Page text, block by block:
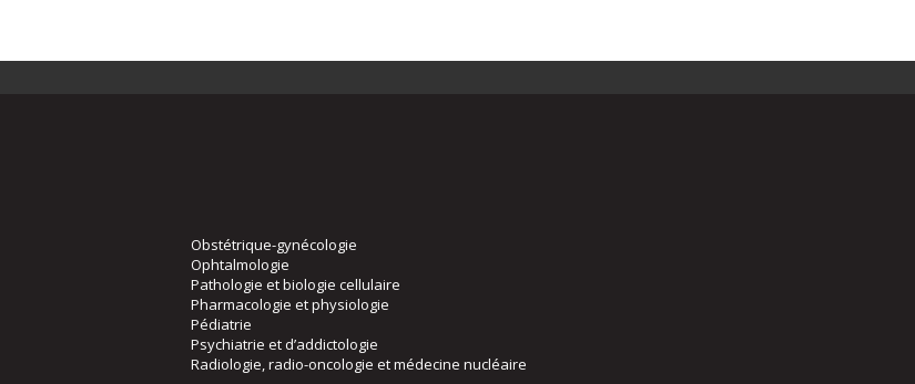
Obstétrique-gynécologie
Ophtalmologie
Pathologie et biologie cellulaire
Pharmacologie et physiologie
Pédiatrie
Psychiatrie et d’addictologie
Radiologie, radio-oncologie et médecine nucléaire